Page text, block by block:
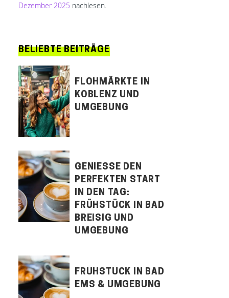
Dezember 2025 nachlesen.
BELIEBTE BEITRÄGE
FLOHMÄRKTE IN
KOBLENZ UND
UMGEBUNG
GENIESSE DEN P
ERFEKTEN START I
N DEN TAG: F
RÜHSTÜCK IN BAD B
REISIG UND U
MGEBUNG
FRÜHSTÜCK IN BAD
EMS & UMGEBUNG